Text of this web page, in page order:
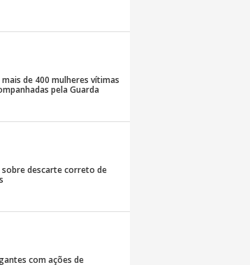
de 400 mulheres vítimas
pela Guarda
descarte correto de
com ações de